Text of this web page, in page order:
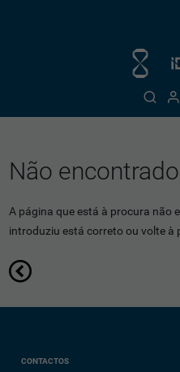
Não
A página que está à procura não
introduziu está correto ou volte à
CONTACTOS